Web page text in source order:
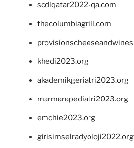
scdlqatar2022-qa.com
thecolumbiagrill.com
khedi2023.org
akademikgeriatri2023.org
marmarapediatri2023.org
emchie2023.org
girisimselradyoloji2022.org